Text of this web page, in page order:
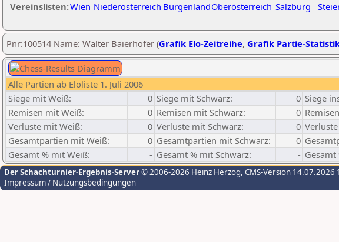
Vereinslisten:Wien Niederösterreich BurgenlandOberösterreich Salzburg
Pnr:100514 Name: Walter Baierhofer (Grafik Elo-Zeitreihe, Grafik Partie-
Alle Partien ab Eloliste 1. Juli 2006
Siege mit Weiß:
0 Siege mit Schwarz: 0 Siege
Remisen mit Weiß:
0 Remisen mit Schwarz: 0
Verluste mit Weiß:
0 Verluste mit Schwarz: 0
Gesamtpartien mit Weiß:
0 Gesamtpartien mit Schwarz: 0
Gesamt % mit Weiß:
- Gesamt % mit Schwarz: - Gesamt
Der Schachturnier-Ergebnis-Server© 2006-2026 Heinz Herzog, CMS-Version 14.07.2026
Impressum / Nutzungsbedingungen